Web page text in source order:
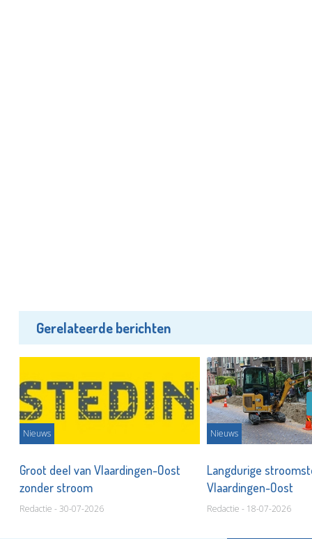
Gerelateerde berichten
Nieuws
Groot deel van Vlaardingen-Oost
zonder stroom
Redactie - 30-07-2026
Nieuws
Langdurige
Vlaardingen-Oost
Redactie - 18-07-2026